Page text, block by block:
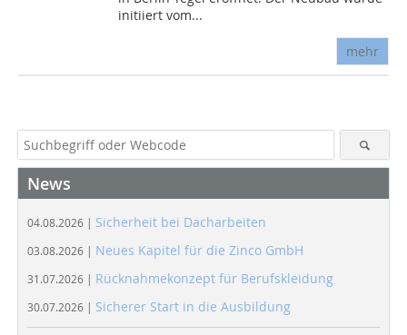
initiiert vom...
mehr
News
04.08.2026 | Sicherheit bei Dacharbeiten
03.08.2026 | Neues Kapitel für die Zinco GmbH
31.07.2026 | Rücknahmekonzept für Berufskleidung
30.07.2026 | Sicherer Start in die Ausbildung